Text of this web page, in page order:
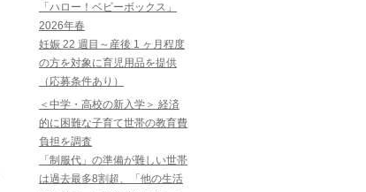
「ハロー！ベビーボックス」
2026年春
妊娠 22 週目～産後 1 ヶ月程度
の方を対象に育児用品を提供
（応募条件あり）
＜中学・高校の新入学＞ 経済
的に困難な子育て世帯の教育費
負担を調査
「制服代」の準備が難しい世帯
は過去最多8割超、「他の生活